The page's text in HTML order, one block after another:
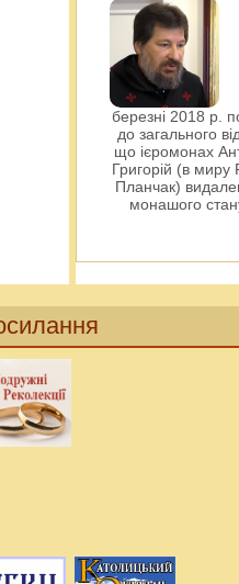
березні 2018 р.
до загального
що ієромонах
Григорій (в миру
Планчак)
монашого